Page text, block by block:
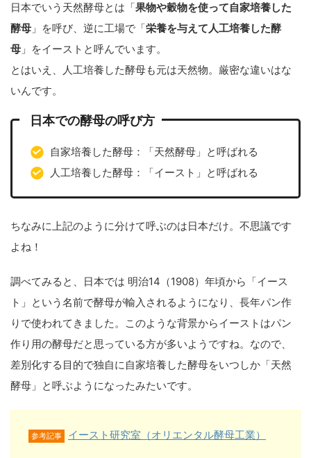
日本でいう天然酵母とは「果物や穀物を使って自家培養した
酵母 」を呼び、逆に工場で「栄養を与えて人工培養した酵
母 」をイーストと呼んでいます。
とはいえ、人工培養した酵母も元は天然物。厳密な違いはな
いんです。
日本での酵母の呼び方
自家培養した酵母：「天然酵母」と呼ばれる
人工培養した酵母：「イースト」と呼ばれる
ちなみに上記のように分けて呼ぶのは日本だけ。不思議です
よね！
調べてみると、日本では 明治14（1908）年頃から「イース
ト」という名前で酵母が輸入されるようになり、長年パン作
りで使われてきました。このような背景からイーストはパン
作り用の酵母だと思っている方が多いようですね。なので、
差別化する目的で独自に自家培養した酵母をいつしか「天然
酵母」と呼ぶようになったみたいです。
参考記事 イースト研究室（オリエンタル酵母工業）